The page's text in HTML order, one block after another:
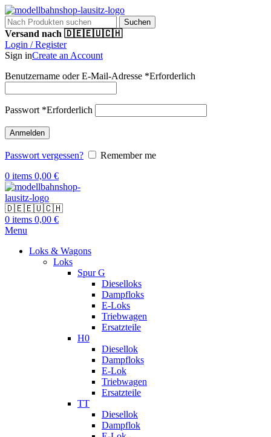
Suchen
Versand nach 🇩🇪🇪🇺🇨🇭
Login / Register
Sign inCreate an Account
Benutzername oder E-Mail-Adresse *Erforderlich
Passwort *Erforderlich
Anmelden
Passwort vergessen?
Remember me
0 items 0,00 €
🇩🇪🇪🇺🇨🇭
0 items 0,00 €
Menu
Loks & Wagons
Loks
Spur G
Dieselloks
Dampfloks
E-Loks
Triebwagen
Ersatzteile
H0
Diesellok
Dampfloks
E-Lok
Triebwagen
Ersatzteile
TT
Diesellok
Dampflok